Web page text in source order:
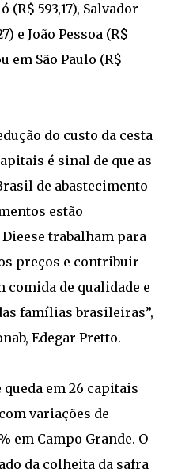
(R$ 593,17), Salvador
e João Pessoa (R$
em São Paulo (R$
do custo da cesta
é sinal de que as
de abastecimento
estão
trabalham para
preços e contribuir
comida de qualidade e
famílias brasileiras”,
Edegar Pretto.
queda em 26 capitais
variações de
em Campo Grande. O
da colheita da safra